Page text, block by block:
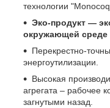
технологии
Эко-продукт ―
окружающей среде
Перекрестно-
энергоутилизации.
Высокая
агрегата – рабочее
загнутыми назад.